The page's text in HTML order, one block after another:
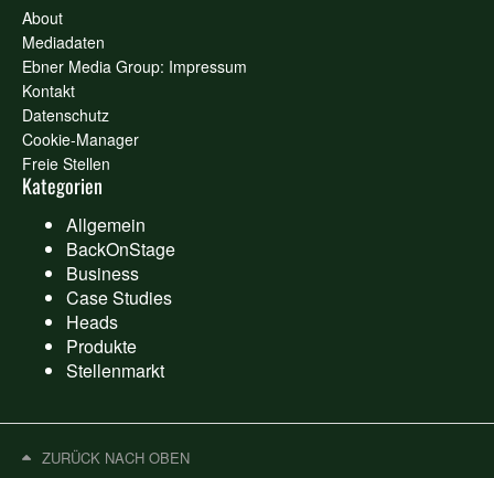
About
Mediadaten
Ebner Media Group: Impressum
Kontakt
Datenschutz
Cookie-Manager
Freie Stellen
Kategorien
Allgemein
BackOnStage
Business
Case Studies
Heads
Produkte
Stellenmarkt
ZURÜCK NACH OBEN